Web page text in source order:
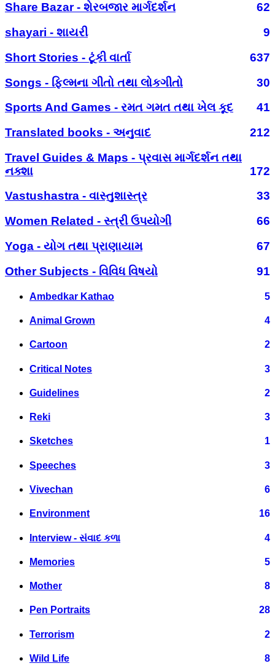
Share Bazar - શેરબજાર માર્ગદર્શન
62
shayari - શાયરી
9
Short Stories - ટૂંકી વાર્તા
637
Songs - ફિલ્મના ગીતો તથા લોકગીતો
30
Sports And Games - રમત ગમત તથા ખેલ કૂદ
41
Translated books - અનુવાદ
212
Travel Guides & Maps - પ્રવાસ માર્ગદર્શન તથા
નક્શા
172
Vastushastra - વાસ્તુશાસ્ત્ર
33
Women Related - સ્ત્રી ઉપયોગી
66
Yoga - યોગ તથા પ્રાણાયામ
67
Other Subjects - વિવિધ વિષયો
91
Ambedkar Kathao 5
Animal Grown 4
Cartoon 2
Critical Notes 3
Guidelines 2
Reki 3
Sketches 1
Speeches 3
Vivechan 6
Environment 16
Interview - સંવાદ કળા 4
Memories 5
Mother 8
Pen Portraits 28
Terrorism 2
Wild Life 8